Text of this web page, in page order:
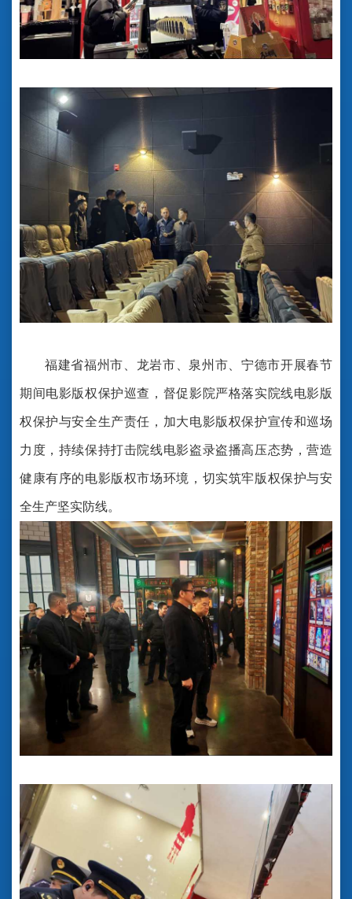
福建省福州市、龙岩市、泉州市、宁德市开展春节
期间电影版权保护巡查，督促影院严格落实院线电影版
权保护与安全生产责任，加大电影版权保护宣传和巡场
力度，持续保持打击院线电影盗录盗播高压态势，营造
健康有序的电影版权市场环境，切实筑牢版权保护与安
全生产坚实防线。